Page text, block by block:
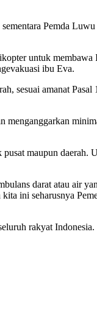
Pemda Luwu
untuk
ibu Eva.
sesuai amanat
menganggarkan
maupun daerah.
darat atau air
ini seharusnya
rakyat Indonesia.